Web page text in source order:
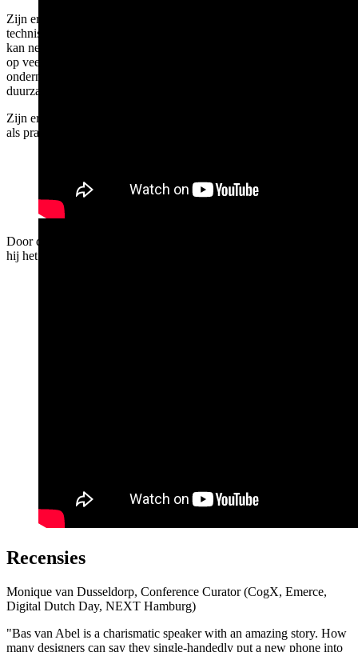
Zijn ervaring als ondernemer in combinatie met zijn creatieve en
technische achtergrond zorgen er voor dat Bas een pakkend verhaal
kan neerzetten sprekend vanuit eigen ervaring en kunde, waarbij hij
op veel verschillende onderwerpen kan verdiepen zoals
ondernemerschap, merkontwikkeling, productontwerp,
duurzaamheid en keteninrichting.
Zijn ervaringen en inzichten als ondernemer zijn zowel inspirerend
als praktisch voor een innovatieve aanpak rondom duurzaamheid.
Door diepe dalen naar de top: Bas van Abel van Fairphone over hoe
hij het het systeem verandert
Recensies
Monique van Dusseldorp, Conference Curator (CogX, Emerce,
Digital Dutch Day, NEXT Hamburg)
"Bas van Abel is a charismatic speaker with an amazing story. How
many designers can say they single-handedly put a new phone into